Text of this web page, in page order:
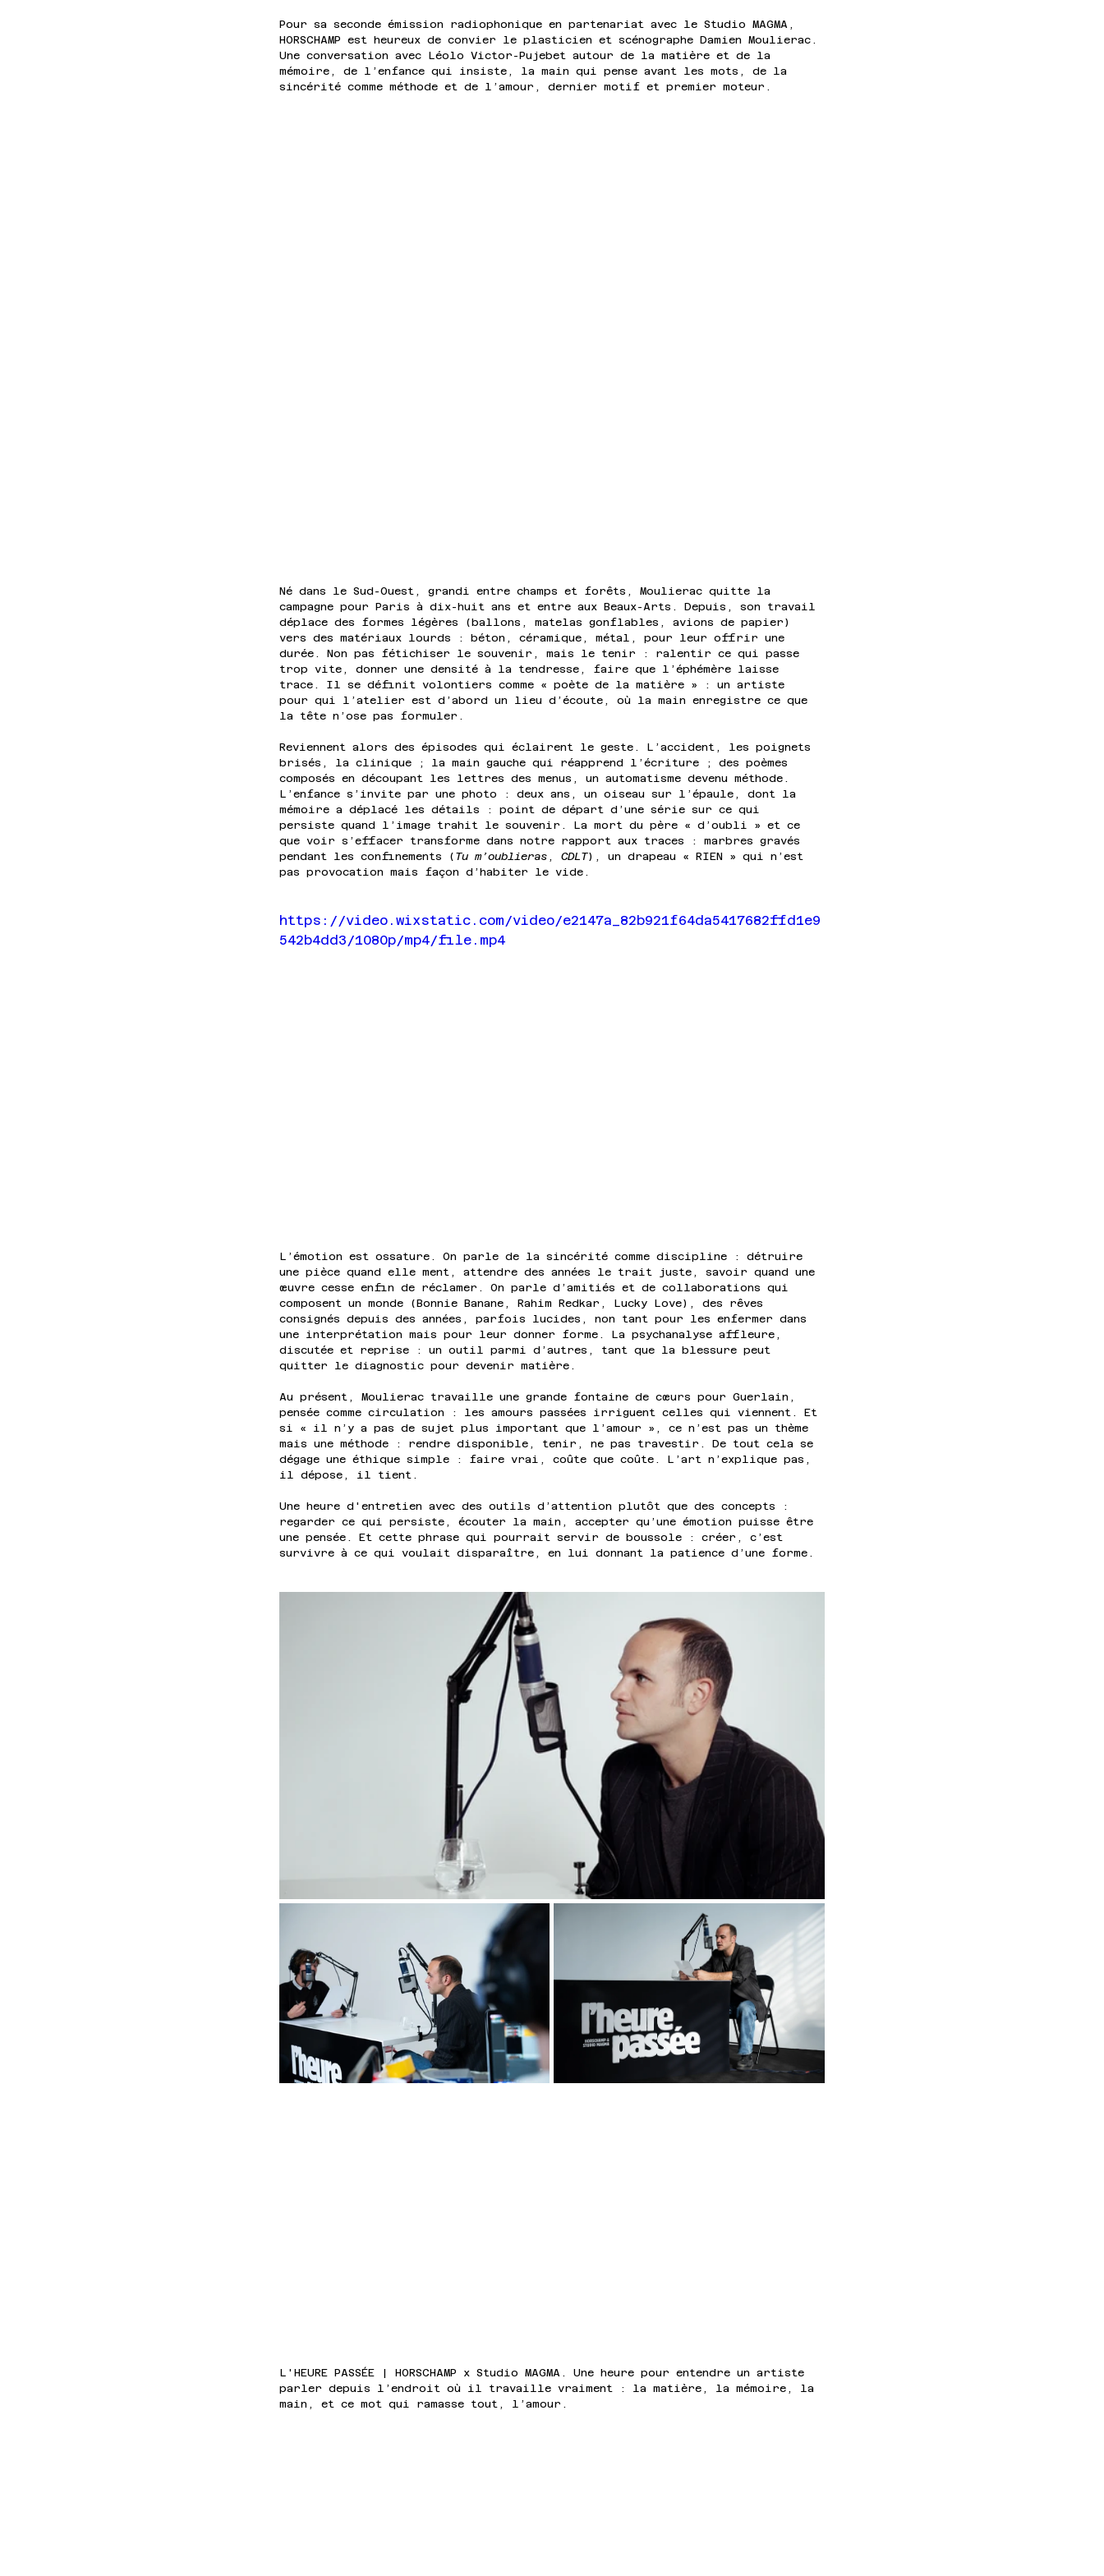
Pour sa seconde émission radiophonique en partenariat avec le Studio MAGMA,
HORSCHAMP est heureux de convier le plasticien et scénographe Damien Moulierac.
Une conversation avec Léolo Victor-Pujebet autour de la matière et de la
mémoire, de l’enfance qui insiste, la main qui pense avant les mots, de la
sincérité comme méthode et de l’amour, dernier motif et premier moteur.
Né dans le Sud-Ouest, grandi entre champs et forêts, Moulierac quitte la
campagne pour Paris à dix-huit ans et entre aux Beaux-Arts. Depuis, son travail
déplace des formes légères (ballons, matelas gonflables, avions de papier)
vers des matériaux lourds : béton, céramique, métal, pour leur offrir une
durée. Non pas fétichiser le souvenir, mais le tenir : ralentir ce qui passe
trop vite, donner une densité à la tendresse, faire que l’éphémère laisse
trace. Il se définit volontiers comme « poète de la matière » : un artiste
pour qui l’atelier est d’abord un lieu d’écoute, où la main enregistre ce que
la tête n’ose pas formuler.
Reviennent alors des épisodes qui éclairent le geste. L’accident, les poignets
brisés, la clinique ; la main gauche qui réapprend l’écriture ; des poèmes
composés en découpant les lettres des menus, un automatisme devenu méthode.
L’enfance s’invite par une photo : deux ans, un oiseau sur l’épaule, dont la
mémoire a déplacé les détails : point de départ d’une série sur ce qui
persiste quand l’image trahit le souvenir. La mort du père « d’oubli » et ce
que voir s’effacer transforme dans notre rapport aux traces : marbres gravés
pendant les confinements ( Tu m’oublieras CDLT), un drapeau « RIEN » qui n’est
pas provocation mais façon d’habiter le vide.
https://video.wixstatic.com/video/e2147a_82b921f64da5417682ffd1e9
542b4dd3/1080p/mp4/file.mp4
L’émotion est ossature. On parle de la sincérité comme discipline : détruire
une pièce quand elle ment, attendre des années le trait juste, savoir quand une
œuvre cesse enfin de réclamer. On parle d’amitiés et de collaborations qui
composent un monde (Bonnie Banane, Rahim Redkar, Lucky Love), des rêves
consignés depuis des années, parfois lucides, non tant pour les enfermer dans
une interprétation mais pour leur donner forme. La psychanalyse affleure,
discutée et reprise : un outil parmi d’autres, tant que la blessure peut
quitter le diagnostic pour devenir matière.
Au présent, Moulierac travaille une grande fontaine de cœurs pour Guerlain,
pensée comme circulation : les amours passées irriguent celles qui viennent. Et
si « il n’y a pas de sujet plus important que l’amour », ce n’est pas un thème
mais une méthode : rendre disponible, tenir, ne pas travestir. De tout cela se
dégage une éthique simple : faire vrai, coûte que coûte. L’art n’explique pas,
il dépose, il tient.
Une heure d'entretien avec des outils d’attention plutôt que des concepts :
regarder ce qui persiste, écouter la main, accepter qu’une émotion puisse être
une pensée. Et cette phrase qui pourrait servir de boussole : créer, c’est
survivre à ce qui voulait disparaître, en lui donnant la patience d’une forme.
L'HEURE PASSÉE | HORSCHAMP x Studio MAGMA. Une heure pour entendre un artiste
parler depuis l’endroit où il travaille vraiment : la matière, la mémoire, la
main, et ce mot qui ramasse tout, l’amour.